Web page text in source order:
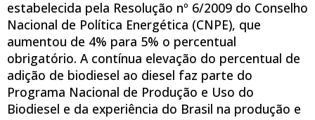
estabelecida pela Resolução nº 6/2009 do Conselho
Nacional de Política Energética (CNPE), que
aumentou de 4% para 5% o percentual
obrigatório. A contínua elevação do percentual de
adição de biodiesel ao diesel faz parte do
Programa Nacional de Produção e Uso do
Biodiesel e da experiência do Brasil na produção e